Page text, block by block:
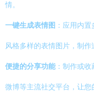
情。
一键生成表情图 ：应用内
风格多样的表情图片，制作
便捷的分享功能 ：制作或
微博等主流社交平台，让您